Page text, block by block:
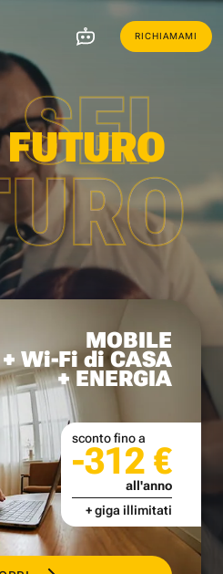
RICHIAMAMI
MOBILE
+ Wi-Fi di CASA
+ ENERGIA
sconto fino a
-312 €
all'anno
+ giga illimitati